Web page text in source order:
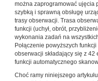
można zaprogramować ujęcia
szybką i sprawną obsługę
trasy obserwacji. Trasa
funkcji (uchył, obrót,
wykonania zadań na
Połączenie powyższych
obserwacji składający się z
funkcji automatycznego
Choć ramy niniejszego